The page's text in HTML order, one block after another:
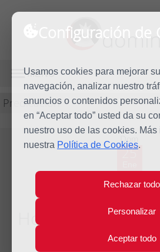
Configuración de
Usamos cookies para mejorar
navegación, analizar nuestro
anuncios o contenidos
en “Aceptar todo” usted da su
nuestro uso de las cookies. Más
nuestra Política de Cookies.
Rechazar todo
Personalizar
Aceptar todo
MENÚ
Predicación
Dom
25
Homilía Domingo
Tiempo